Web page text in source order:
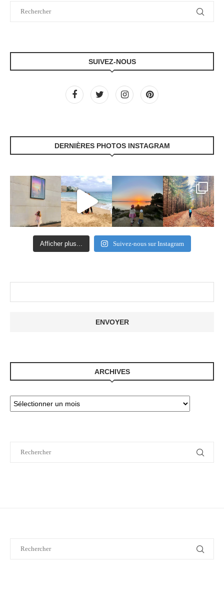
SUIVEZ-NOUS
DERNIÈRES PHOTOS INSTAGRAM
Afficher plus... Suivez-nous sur Instagram
ARCHIVES